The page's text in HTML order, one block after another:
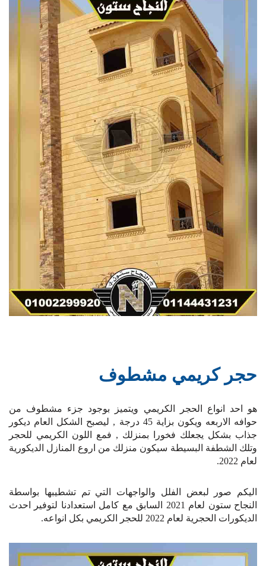
حجر كريمي مشطوف
هو احد انواع الحجر الكريمي ويتميز بوجود جزء مشطوف من
حوافه الاربعه ويكون بزاية 45 درجة , ليصبح الشكل العام ديكور
جذاب بشكل يجعلك فخورا بمنزلك , فمع اللون الكريمي للحجر
وتلك الشطفة البسيطة سيكون منزلك من اروع المنازل الديكورية
لعام 2022.
اليكم صور لبعض الفلل والواجهات التي تم تشطيبها بواسطة
النجاح ستون لعام 2021 السابق مع كامل استعدادنا لتوفير احدث
الديكورات الحجرية لعام 2022 للحجر الكريمي بكل انواعه.